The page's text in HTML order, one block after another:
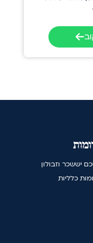
יששכר וזבולון
כלליות